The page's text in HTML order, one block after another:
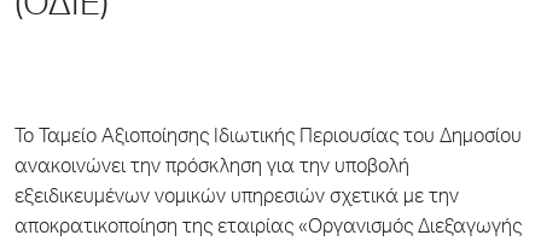
(ΟΔΙΕ)
Το Ταμείο Αξιοποίησης Ιδιωτικής Περιουσίας του Δημοσίου
ανακοινώνει την πρόσκληση για την υποβολή
εξειδικευμένων νομικών υπηρεσιών σχετικά με την
αποκρατικοποίηση της εταιρίας «Οργανισμός Διεξαγωγής